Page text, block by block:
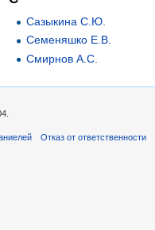
Сазыкина С.Ю.
Семеняшко Е.В.
Смирнов А.С.
Отказ от ответственности